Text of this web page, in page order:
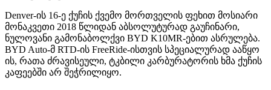
Denver-ის 16-ე ქუჩის ქვემო მორთველის ფეხით მოსიარი
მონაკვეთი 2018 წლიდან აბსოლუტურად გაუჩინარი,
ნულოვანი გამონაბოლქვი BYD K10MR-ებით ასრულება.
BYD Auto-მ RTD-ის FreeRide-ისთვის სპეციალურად ააწყო
ის, რათა ძრავისეული, ტკბილი კარბურატორის ხმა ქუჩის
კაფეებში არ შეჭრილიყო.